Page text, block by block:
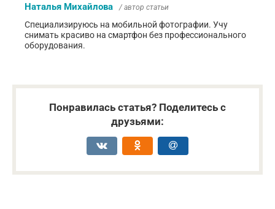
Наталья Михайлова / автор статьи
Специализируюсь на мобильной фотографии. Учу
снимать красиво на смартфон без профессионального
оборудования.
Понравилась статья? Поделитесь с
друзьями: